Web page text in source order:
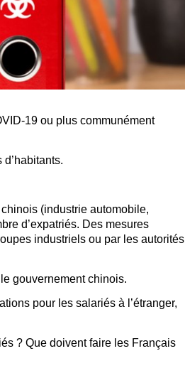
19 ou plus communément
(industrie automobile,
d’expatriés. Des mesures
industriels ou par les autorités
gouvernement chinois.
pour les salariés à l’étranger,
? Que doivent faire les Français